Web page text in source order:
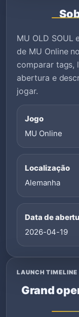
MU OLD
de MU Online
comparar tags,
abertura e
jogar.
Jogo
MU Online
Localização
Alemanha
Data de
2026-04-19
LAUNCH TIMELINE
Grand